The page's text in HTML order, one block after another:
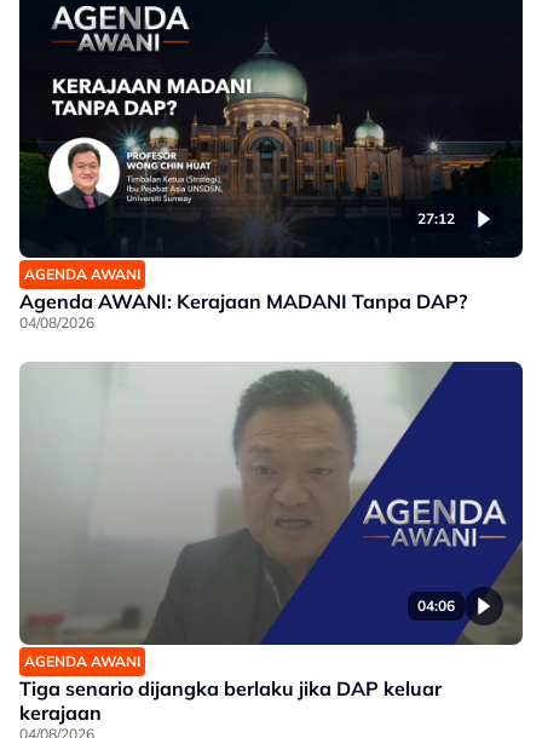
27:12
AGENDA AWANI
Agenda AWANI: Kerajaan MADANI Tanpa DAP?
04/08/2026
04:06
AGENDA AWANI
Tiga senario dijangka berlaku jika DAP keluar
kerajaan
04/08/2026